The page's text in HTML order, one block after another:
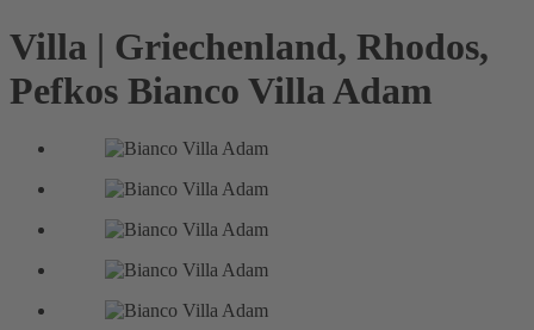
Villa | Griechenland, Rhodos,
Pefkos Bianco Villa Adam